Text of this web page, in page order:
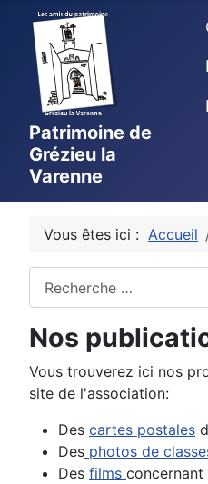
Patrimoine de
Grézieu la
Varenne
Vous êtes ici : Accueil
Nos
Vous trouverez ici nos
site de l'association:
Des cartes postales
Des photos de
Des films concernant